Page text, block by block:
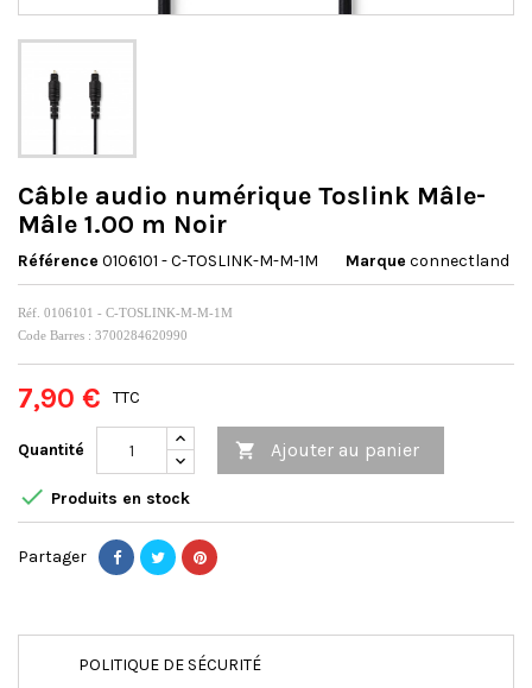
Câble audio numérique Toslink Mâle-
Mâle 1.00 m Noir
Référence 0106101 - C-TOSLINK-M-M-1M Marque connectland
Réf. 0106101 - C-TOSLINK-M-M-1M
Code Barres : 3700284620990
7,90 € TTC
Quantité  Ajouter au panier
 Produits en stock
Partager
POLITIQUE DE SÉCURITÉ